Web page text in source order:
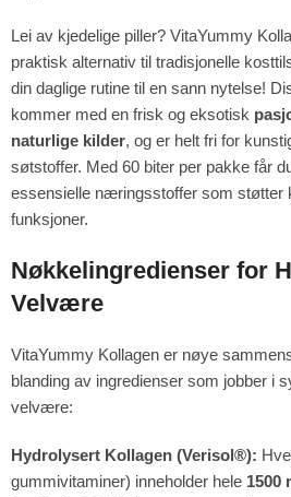
Lei av kjedelige piller? VitaYummy
praktisk alternativ til tradisjonelle
din daglige rutine til en sann nytelse!
kommer med en frisk og eksotisk
naturlige kilder, og er helt fri for
søtstoffer. Med 60 biter per pakke får
essensielle næringsstoffer som støtter
funksjoner.
Nøkkelingredienser for
Velvære
VitaYummy Kollagen er nøye
blanding av ingredienser som jobber i
velvære:
Hydrolysert Kollagen (Verisol®):
gummivitaminer) inneholder hele 1500